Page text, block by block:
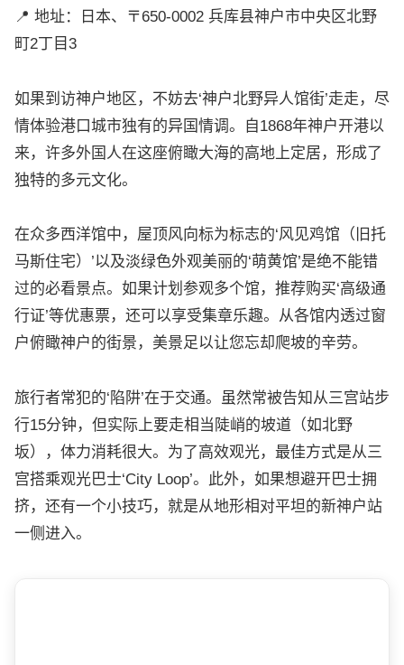
📍 地址：日本、〒650-0002 兵库县神户市中央区北野
町2丁目3
如果到访神户地区，不妨去‘神户北野异人馆街’走走，尽
情体验港口城市独有的异国情调。自1868年神户开港以
来，许多外国人在这座俯瞰大海的高地上定居，形成了
独特的多元文化。
在众多西洋馆中，屋顶风向标为标志的‘风见鸡馆（旧托
马斯住宅）’以及淡绿色外观美丽的‘萌黄馆’是绝不能错
过的必看景点。如果计划参观多个馆，推荐购买‘高级通
行证’等优惠票，还可以享受集章乐趣。从各馆内透过窗
户俯瞰神户的街景，美景足以让您忘却爬坡的辛劳。
旅行者常犯的‘陷阱’在于交通。虽然常被告知从三宫站步
行15分钟，但实际上要走相当陡峭的坡道（如北野
坂），体力消耗很大。为了高效观光，最佳方式是从三
宫搭乘观光巴士‘City Loop’。此外，如果想避开巴士拥
挤，还有一个小技巧，就是从地形相对平坦的新神户站
一侧进入。